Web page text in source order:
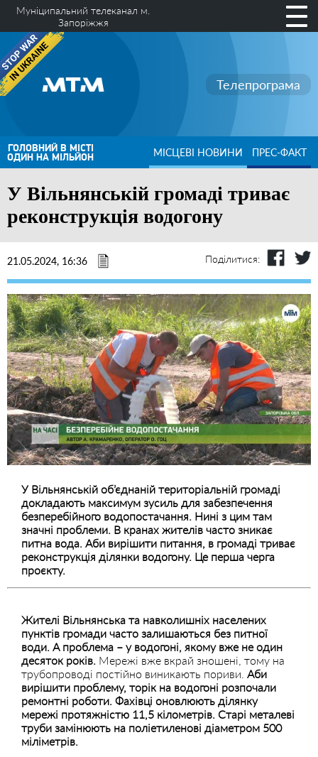
Муніципальний телеканал м.
Запоріжжя
Телепрограма
ГОЛОВНИЙ В МІСТІ
ОДИН НА МІЛЬЙОН МІСЦЕВІ НОВИНИ ПРЕС-ФАКТ
У Вільнянській громаді триває
реконструкція водогону
21.05.2024, 16:36 Поділитися:
У Вільнянській об’єднаній територіальній громаді
докладають максимум зусиль для забезпечення
безперебійного водопостачання. Нині з цим там
значні проблеми. В кранах жителів часто зникає
питна вода. Аби вирішити питання, в громаді триває
реконструкція ділянки водогону. Це перша черга
проєкту.
Жителі Вільнянська та навколишніх населених
пунктів громади часто залишаються без питної
води. А проблема – у водогоні, якому вже не один
десяток років. Мережі вже вкрай зношені, тому на
трубопроводі постійно виникають пориви. Аби
вирішити проблему, торік на водогоні розпочали
ремонтні роботи. Фахівці оновлюють ділянку
мережі протяжністю 11,5 кілометрів. Старі металеві
труби замінюють на поліетиленові діаметром 500
міліметрів.